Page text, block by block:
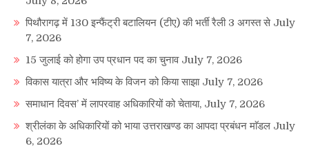
पिथौरागढ़ में 130 इन्फैंट्री बटालियन (टीए) की भर्ती रैली 3 अगस्त से July
7, 2026
15 जुलाई को होगा उप प्रधान पद का चुनाव July 7, 2026
विकास यात्रा और भविष्य के विजन को किया साझा July 7, 2026
समाधान दिवस’ में लापरवाह अधिकारियों को चेताया, July 7, 2026
श्रीलंका के अधिकारियों को भाया उत्तराखण्ड का आपदा प्रबंधन माॅडल July
6, 2026